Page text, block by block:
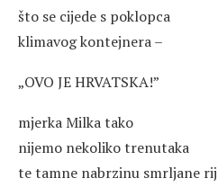
što se cijede s poklopca
klimavog kontejnera –
„OVO JE HRVATSKA!”
mjerka Milka tako
nijemo nekoliko trenutaka
te tamne nabrzinu smrljane